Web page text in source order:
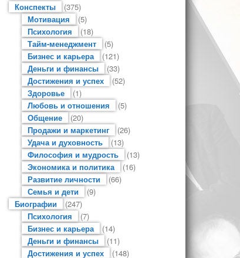
Конспекты
(375)
Мотивация
(5)
Психология
(18)
Тайм-менеджмент
(5)
Бизнес и карьера
(121)
Деньги и финансы
(33)
Достижения и успех
(52)
Здоровье
(1)
Любовь и отношения
(5)
Общение
(20)
Продажи и маркетинг
(26)
Удача и духовность
(13)
Философия и мудрость
(13)
Экономика и политика
(16)
Развитие личности
(66)
Семья и дети
(9)
Биографии
(247)
Психология
(7)
Бизнес и карьера
(14)
Деньги и финансы
(11)
Достижения и успех
(148)